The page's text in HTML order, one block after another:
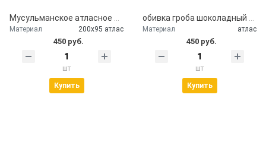
Мусульманское атласное покрывало Кул шариф
Материал 200х95 атлас
450 руб.
шт
Купить
обивка гроба шоколадный атлас
Материал атлас
450 руб.
шт
Купить